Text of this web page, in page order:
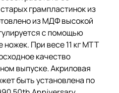
грампластинок из
из МДФ высокой
с помощью
При весе 11 кг MTT
качество
выпуске. Акриловая
быть установлена по